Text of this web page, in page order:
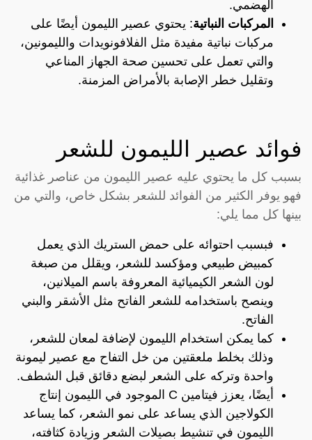
الهضمي.
المركبات النباتية: يحتوي عصير الليمون أيضًا على
مركبات نباتية مفيدة مثل الفلافونويدات والليمونين،
والتي تعمل على تحسين صحة الجهاز المناعي
وتقليل خطر الإصابة بالأمراض المزمنة.
فوائد عصير الليمون للشعر
بسبب كل ما يحتوي عليه عصير الليمون من عناصر غذائية
فهو يوفر الكثير من الفوائد للشعر بشكل خاص، والتي من
بينها كل مما يلي:
فبسبب احتوائه على حمض الستريك الذي يعمل
كمبيض طبيعي ومؤكسد للشعر، ويقلل من صبغة
لون الشعر الكيميائية المعروفة باسم الميلانين،
وينصح باستخدامه للشعر الفاتح مثل الأشقر والبني
الفاتح.
كما يمكن استخدام الليمون لإضافة لمعان للشعر،
وذلك بخلط ملعقتين من خل التفاح مع عصير ليمونة
واحدة وتركه على الشعر لبضع دقائق قبل الشطف.
أيضًا، يعزز فيتامين C الموجود في الليمون إنتاج
الكولاجين الذي يساعد على نمو الشعر، كما يساعد
الليمون في تنشيط بصيلات الشعر وزيادة كثافته،